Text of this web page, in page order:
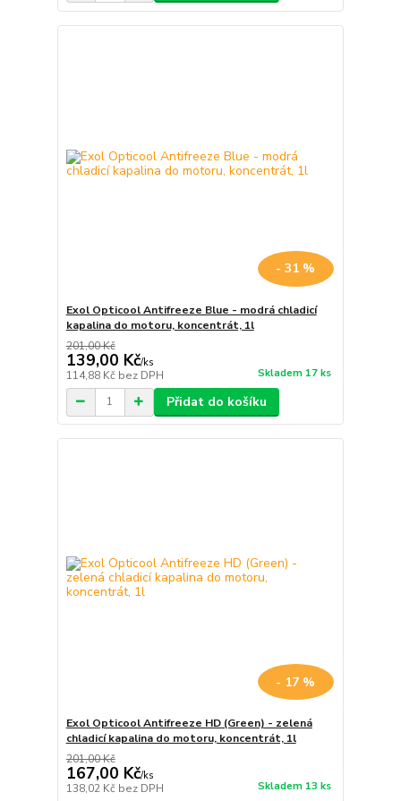
- 31 %
Exol Opticool Antifreeze Blue - modrá chladicí
kapalina do motoru, koncentrát, 1l
201,00 Kč
139,00 Kč/ks
114,88 Kč bez DPH Skladem 17 ks
Přidat do košíku
- 17 %
Exol Opticool Antifreeze HD (Green) - zelená
chladicí kapalina do motoru, koncentrát, 1l
201,00 Kč
167,00 Kč/ks
138,02 Kč bez DPH Skladem 13 ks